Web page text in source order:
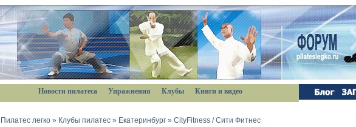
Новости пилатеса Упражнения Клубы Книги и видео
Пилатес легко » Клубы пилатес » Екатеринбург » CityFitness / Сити Фитнес